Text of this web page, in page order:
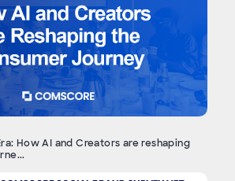
How AI and Creators are reshaping